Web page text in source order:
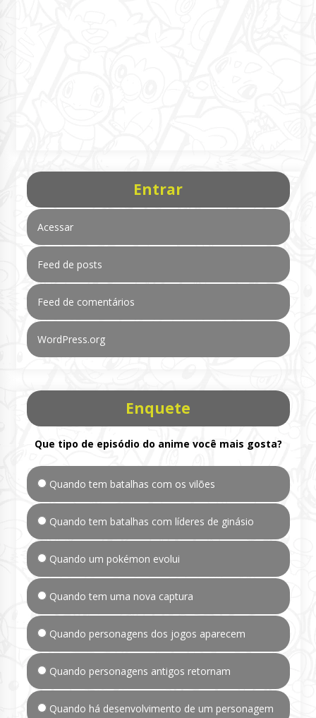
Entrar
Acessar
Feed de posts
Feed de comentários
WordPress.org
Enquete
Que tipo de episódio do anime você mais gosta?
Quando tem batalhas com os vilões
Quando tem batalhas com líderes de ginásio
Quando um pokémon evolui
Quando tem uma nova captura
Quando personagens dos jogos aparecem
Quando personagens antigos retornam
Quando há desenvolvimento de um personagem